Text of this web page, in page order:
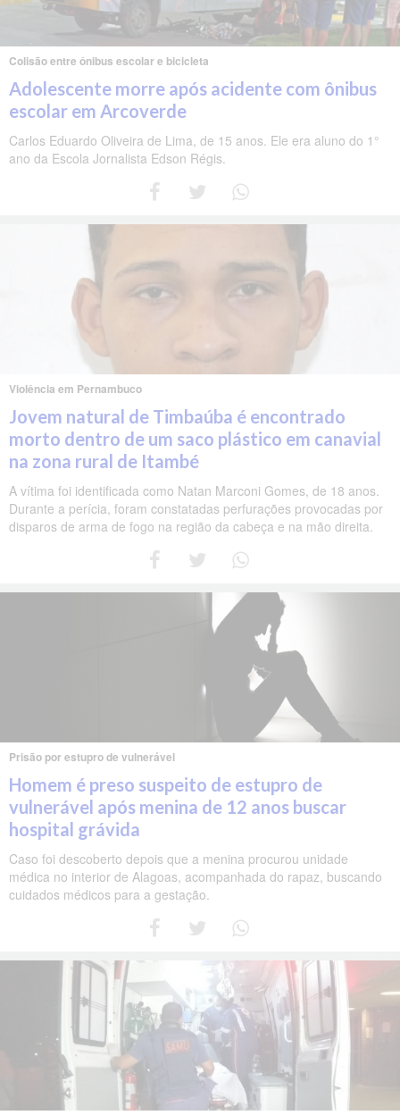
Colisão entre ônibus escolar e bicicleta
Adolescente morre após acidente com ônibus
escolar em Arcoverde
Carlos Eduardo Oliveira de Lima, de 15 anos. Ele era aluno do 1°
ano da Escola Jornalista Edson Régis.
Violência em Pernambuco
Jovem natural de Timbaúba é encontrado
morto dentro de um saco plástico em canavial
na zona rural de Itambé
A vítima foi identificada como Natan Marconi Gomes, de 18 anos.
Durante a perícia, foram constatadas perfurações provocadas por
disparos de arma de fogo na região da cabeça e na mão direita.
Prisão por estupro de vulnerável
Homem é preso suspeito de estupro de
vulnerável após menina de 12 anos buscar
hospital grávida
Caso foi descoberto depois que a menina procurou unidade
médica no interior de Alagoas, acompanhada do rapaz, buscando
cuidados médicos para a gestação.